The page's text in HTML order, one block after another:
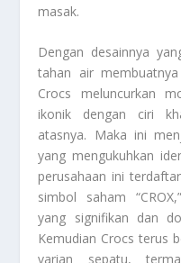
masak.
Dengan desainnya
tahan air
Crocs meluncurkan
ikonik dengan ciri
atasnya. Maka ini
yang mengukuhkan
perusahaan ini
simbol saham
yang signifikan dan
Kemudian Crocs terus
varian sepatu,